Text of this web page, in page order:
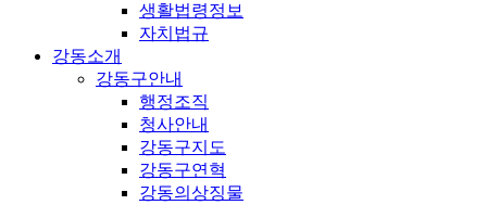
생활법령정보
자치법규
강동소개
강동구안내
행정조직
청사안내
강동구지도
강동구연혁
강동의상징물